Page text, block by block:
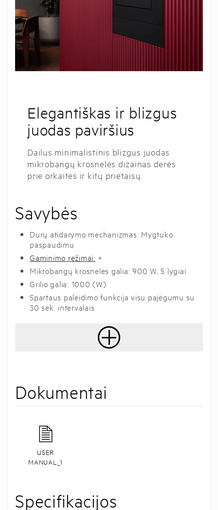
Elegantiškas ir blizgus
juodas paviršius
Dailus minimalistinis blizgus juodas
mikrobangų krosnelės dizainas derės
prie orkaitės ir kitų prietaisų.
Savybės
Durų atidarymo mechanizmas: Mygtuko
paspaudimu
Gaminimo režimai: +
Mikrobangų krosnelės galia: 900 W, 5 lygiai
Grilio galia: 1000 (W)
Spartaus paleidimo funkcija visu pajėgumu su
30 sek. intervalais
Dokumentai
USER
MANUAL_1
Specifikacijos